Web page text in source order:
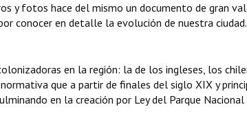
y fotos hace del mismo un documento de gran
conocer en detalle la evolución de nuestra ciudad.
en la región: la de los ingleses, los
que a partir de finales del siglo XIX y
en la creación por Ley del Parque